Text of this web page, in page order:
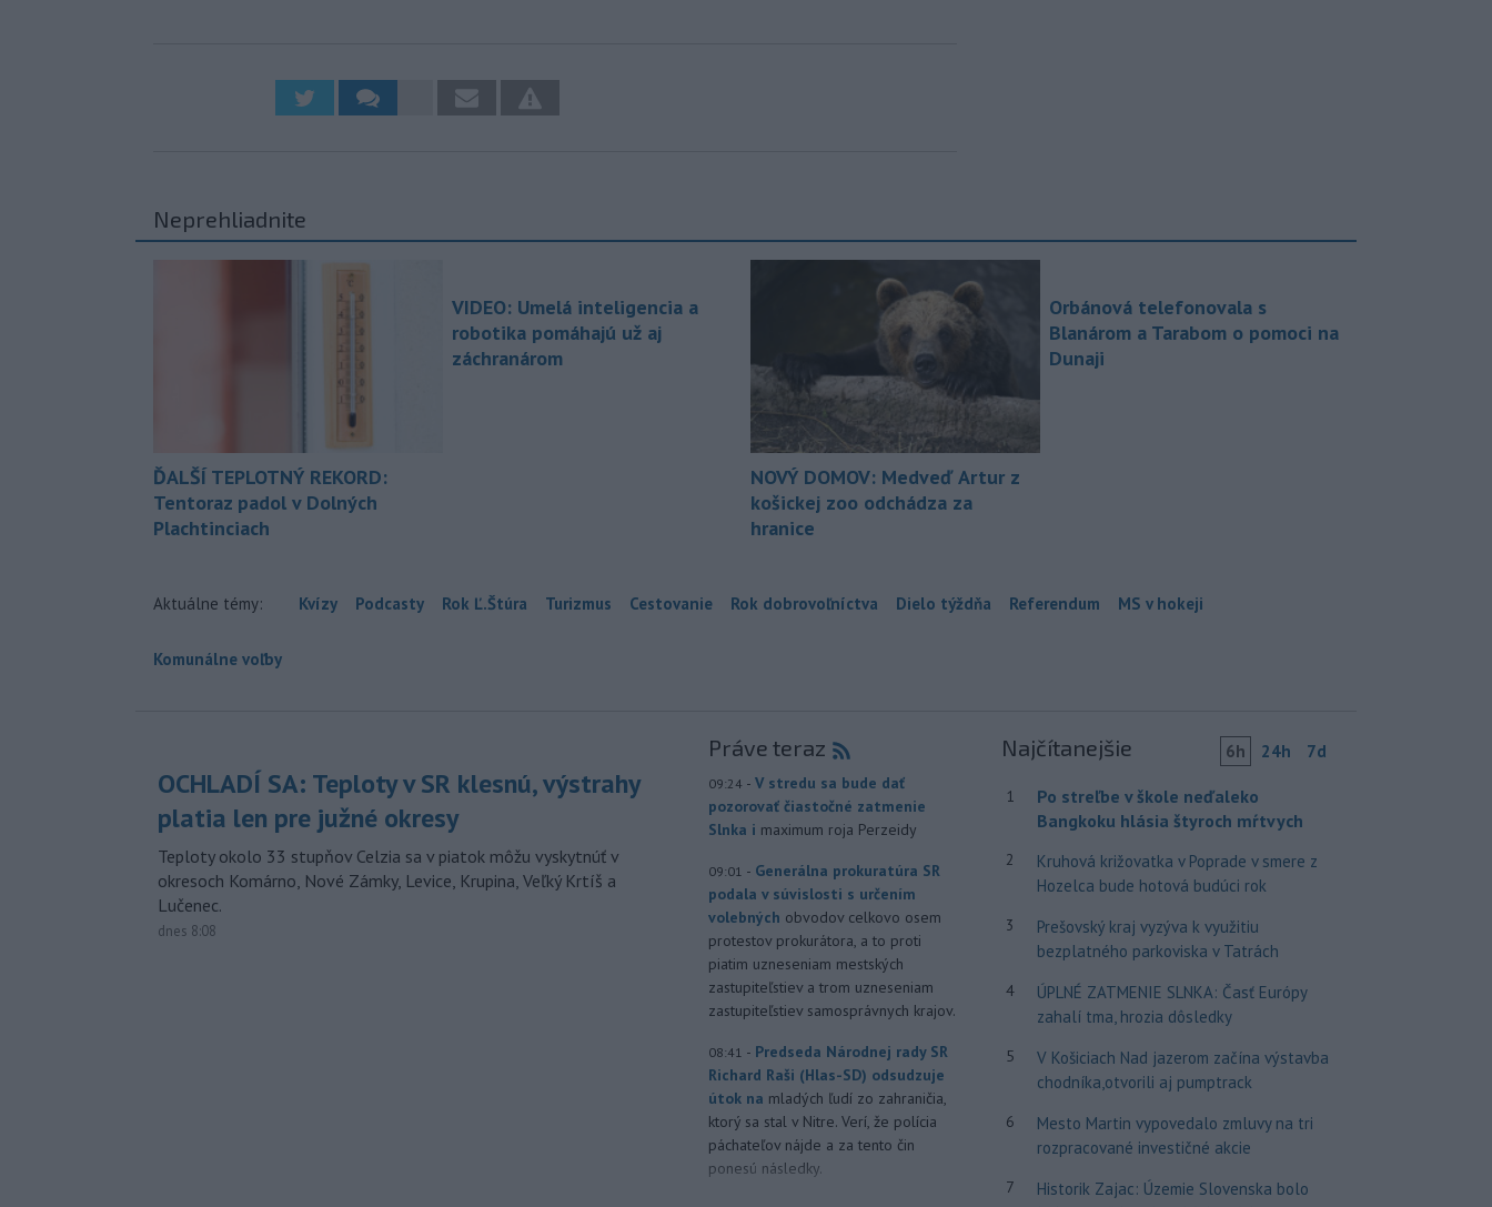
Neprehliadnite
ĎALŠÍ TEPLOTNÝ REKORD:
Tentoraz padol v Dolných
Plachtinciach
VIDEO: Umelá inteligencia a
robotika pomáhajú už aj
záchranárom
NOVÝ DOMOV: Medveď Artur z
košickej zoo odchádza za
hranice
Orbánová telefonovala s
Blanárom a Tarabom o pomoci na
Dunaji
Aktuálne témy: Kvízy Podcasty Rok Ľ.Štúra Turizmus Cestovanie Rok dobrovoľníctva Dielo týždňa Referendum MS v hokeji
Komunálne voľby
OCHLADÍ SA: Teploty v SR klesnú, výstrahy
platia len pre južné okresy
Teploty okolo 33 stupňov Celzia sa v piatok môžu vyskytnúť v
okresoch Komárno, Nové Zámky, Levice, Krupina, Veľký Krtíš a
Lučenec.
dnes 8:08
Práve teraz
09:24 - V stredu sa bude dať
pozorovať čiastočné zatmenie
Slnka i maximum roja Perzeidy
09:01 - Generálna prokuratúra SR
podala v súvislosti s určením
volebných obvodov celkovo osem
protestov prokurátora, a to proti
piatim uzneseniam mestských
zastupiteľstiev a trom uzneseniam
zastupiteľstiev samosprávnych krajov.
08:41 - Predseda Národnej rady SR
Richard Raši (Hlas-SD) odsudzuje
útok na mladých ľudí zo zahraničia,
ktorý sa stal v Nitre. Verí, že polícia
páchateľov nájde a za tento čin
ponesú následky.
Najčítanejšie 6h 24h 7d
1
Po streľbe v škole neďaleko
Bangkoku hlásia štyroch mŕtvych
2
Kruhová križovatka v Poprade v smere z
Hozelca bude hotová budúci rok
3
Prešovský kraj vyzýva k využitiu
bezplatného parkoviska v Tatrách
4
ÚPLNÉ ZATMENIE SLNKA: Časť Európy
zahalí tma, hrozia dôsledky
5
V Košiciach Nad jazerom začína výstavba
chodníka,otvorili aj pumptrack
6
Mesto Martin vypovedalo zmluvy na tri
rozpracované investičné akcie
7
Historik Zajac: Územie Slovenska bolo